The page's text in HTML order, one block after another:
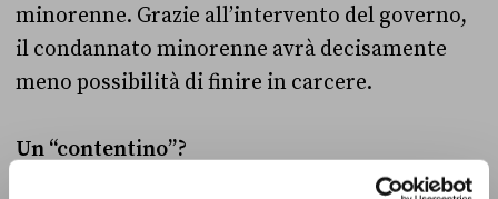
minorenne. Grazie all’intervento del governo,
il condannato minorenne avrà decisamente
meno possibilità di finire in carcere.
Un “contentino”?